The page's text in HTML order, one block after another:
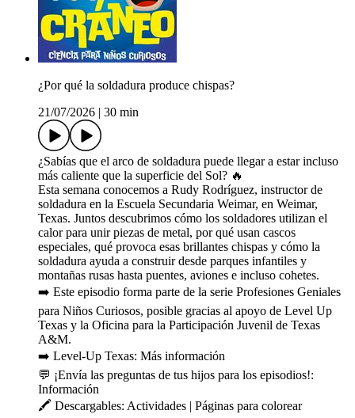
¿Por qué la soldadura produce chispas?
21/07/2026
30 min
¿Sabías que el arco de soldadura puede llegar a estar incluso
más caliente que la superficie del Sol? 🔥
Esta semana conocemos a Rudy Rodríguez, instructor de
soldadura en la Escuela Secundaria Weimar, en Weimar,
Texas. Juntos descubrimos cómo los soldadores utilizan el
calor para unir piezas de metal, por qué usan cascos
especiales, qué provoca esas brillantes chispas y cómo la
soldadura ayuda a construir desde parques infantiles y
montañas rusas hasta puentes, aviones e incluso cohetes.
➡️ Este episodio forma parte de la serie Profesiones Geniales
para Niños Curiosos, posible gracias al apoyo de Level Up
Texas y la Oficina para la Participación Juvenil de Texas
A&M.
➡️ Level-Up Texas: ⁠⁠Más información⁠
💬 ¡Envía las preguntas de tus hijos para los episodios!:
⁠⁠⁠⁠⁠⁠Información⁠⁠⁠⁠⁠
🖍️ Descargables: ⁠⁠⁠⁠⁠⁠⁠⁠⁠⁠⁠⁠⁠⁠⁠⁠⁠⁠⁠⁠Actividades⁠⁠⁠⁠⁠⁠⁠⁠⁠⁠⁠⁠⁠⁠⁠⁠⁠⁠⁠⁠⁠ | ⁠⁠⁠⁠⁠⁠⁠⁠⁠⁠⁠⁠⁠⁠⁠⁠⁠⁠⁠⁠⁠⁠⁠⁠⁠⁠⁠⁠⁠⁠⁠⁠⁠⁠⁠⁠⁠⁠⁠⁠⁠⁠⁠⁠⁠⁠⁠⁠⁠⁠⁠⁠⁠⁠⁠⁠⁠⁠⁠⁠⁠⁠⁠⁠⁠⁠⁠⁠⁠⁠⁠⁠⁠⁠⁠⁠⁠⁠⁠Páginas para colorear⁠⁠⁠⁠⁠⁠⁠⁠⁠⁠⁠⁠⁠⁠⁠⁠⁠⁠⁠⁠